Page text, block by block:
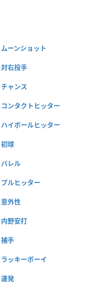
ムーンショット
対右投手
チャンス
コンタクトヒッター
ハイボールヒッター
初球
バレル
プルヒッター
意外性
内野安打
捕手
ラッキーボーイ
連発